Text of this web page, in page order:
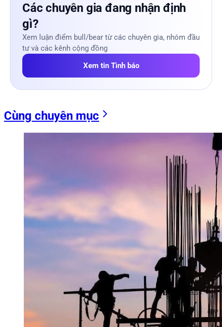
Các chuyên gia đang nhận định
gì?
Xem luận điểm bull/bear từ các chuyên gia, nhóm đầu
tư và các kênh cộng đồng
Xem tin Tình báo
Cùng chuyên mục